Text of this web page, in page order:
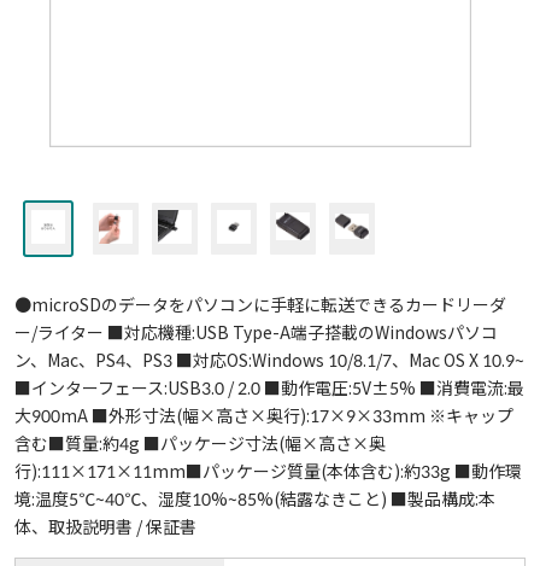
●microSDのデータをパソコンに手軽に転送できるカードリーダ
ー/ライター ■対応機種:USB Type-A端子搭載のWindowsパソコ
ン、Mac、PS4、PS3 ■対応OS:Windows 10/8.1/7、Mac OS X 10.9~
■インターフェース:USB3.0 / 2.0 ■動作電圧:5V±5% ■消費電流:最
大900mA ■外形寸法(幅×高さ×奥行):17×9×33mm ※キャップ
含む■質量:約4g ■パッケージ寸法(幅×高さ×奥
行):111×171×11mm■パッケージ質量(本体含む):約33g ■動作環
境:温度5℃~40℃、湿度10%~85%(結露なきこと) ■製品構成:本
体、取扱説明書 / 保証書